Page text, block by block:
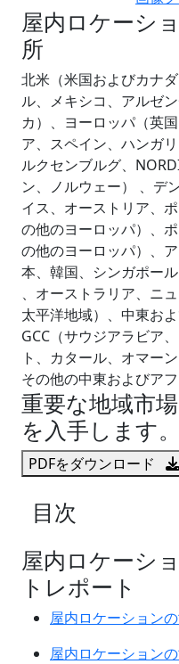
屋内ロケーシ
所
北米（米国およびカナ
ル、メキシコ、アルゼ
カ）、ヨーロッパ（英
ア、スペイン、ハンガ
ルクセンブルグ、
ン、ノルウェー） 、デ
イス、オーストリア、
の他のヨーロッパ）、
の他のヨーロッパ）、
本、韓国、シンガポー
、オーストラリア、ニ
太平洋地域）、中東お
GCC（サウジアラビア
ト、カタール、オマー
その他の中東およびア
重要な地域市
を入手します。
PDFをダウンロード
目次
屋内ロケーシ
トレポート
屋内ロケーション
屋内ロケーション